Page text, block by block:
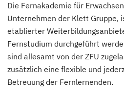
Praxismanagement (Fernlehrgang)
Psychologischer Berater -
(Fernlehrgang)
Psychologischer Berater -
Die Fernakademie für
Unternehmen der Klett Gruppe,
etablierter
Fernstudium durchgeführt
sind allesamt von der ZFU
zusätzlich eine flexible und
Betreuung der Fernlernenden.